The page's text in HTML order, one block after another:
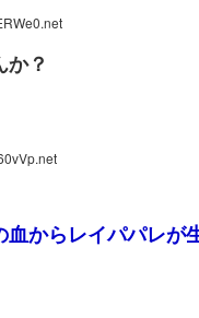
？
からレイパパレが